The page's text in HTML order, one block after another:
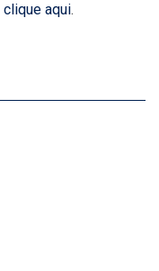
clique aqui.